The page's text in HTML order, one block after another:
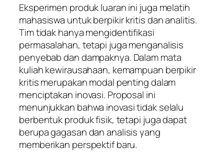
Eksperimen produk luaran ini juga melatih
mahasiswa untuk berpikir kritis dan analitis.
Tim tidak hanya mengidentifikasi
permasalahan, tetapi juga menganalisis
penyebab dan dampaknya. Dalam mata
kuliah kewirausahaan, kemampuan berpikir
kritis merupakan modal penting dalam
menciptakan inovasi. Proposal ini
menunjukkan bahwa inovasi tidak selalu
berbentuk produk fisik, tetapi juga dapat
berupa gagasan dan analisis yang
memberikan perspektif baru.